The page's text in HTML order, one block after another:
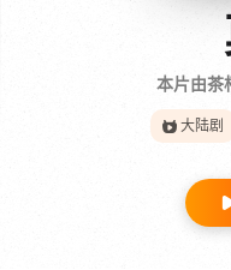
本片由茶
大陆剧